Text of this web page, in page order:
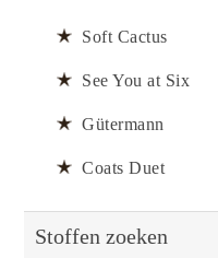
Soft Cactus
See You at Six
Gütermann
Coats Duet
Stoffen zoeken